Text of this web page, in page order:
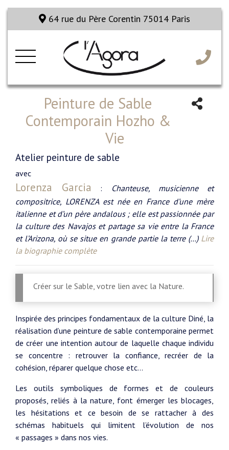
64 rue du Père Corentin 75014 Paris
Peinture de Sable
Contemporain Hozho &
Vie
Atelier peinture de sable
avec
Lorenza Garcia :
Chanteuse, musicienne et
compositrice, LORENZA est née en France d’une mère
italienne et d’un père andalous ; elle est passionnée par
la culture des Navajos et partage sa vie entre la France
et l’Arizona, où se situe en grande partie la terre (…) Lire
la biographie complète
Créer sur le Sable, votre lien avec la Nature.
Inspirée des principes fondamentaux de la culture Diné, la
réalisation d’une peinture de sable contemporaine permet
de créer une intention autour de laquelle chaque individu
se concentre : retrouver la confiance, recréer de la
cohésion, réparer quelque chose etc…
Les outils symboliques de formes et de couleurs
proposés, reliés à la nature, font émerger les blocages,
les hésitations et ce besoin de se rattacher à des
schémas habituels qui limitent l’évolution de nos
« passages » dans nos vies.